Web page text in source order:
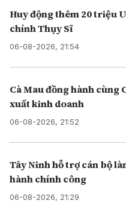
Huy động thêm 20 triệu
chính Thụy Sĩ
06-08-2026, 21:54
Cà Mau đồng hành
xuất kinh doanh
06-08-2026, 21:52
Tây Ninh hỗ trợ cán bộ
hành chính công
06-08-2026, 21:29